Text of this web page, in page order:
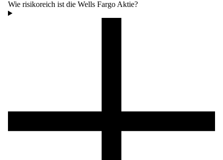
Wie risikoreich ist die Wells Fargo Aktie?